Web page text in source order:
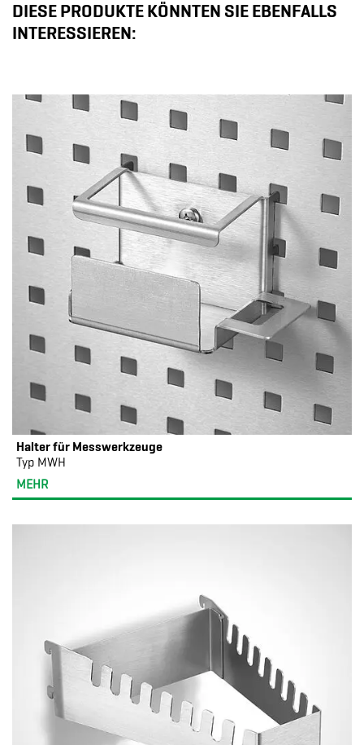
DIESE PRODUKTE KÖNNTEN SIE EBENFALLS
INTERESSIEREN:
Halter für Messwerkzeuge
Typ MWH
MEHR